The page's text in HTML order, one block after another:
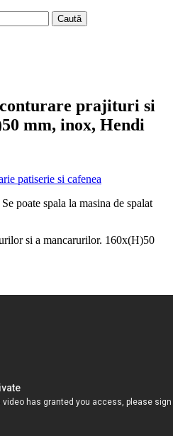
prajituri si
mm, inox, Hendi
patiserie si cafenea
poate spala la masina de spalat
si a mancarurilor. 160x(H)50